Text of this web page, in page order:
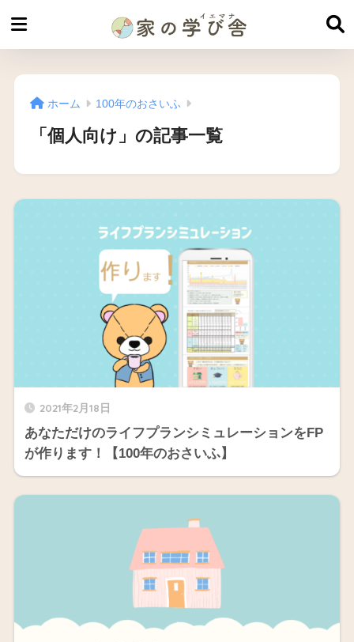
ホーム 100年のおさいふ
「個人向け」の記事一覧
2021年2月18日
あなただけのライフプランシミュレーションをFP
が作ります！【100年のおさいふ】